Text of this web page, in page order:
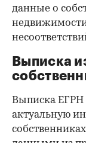
данные о
Выписка
Выписка ЕГРН
актуальную